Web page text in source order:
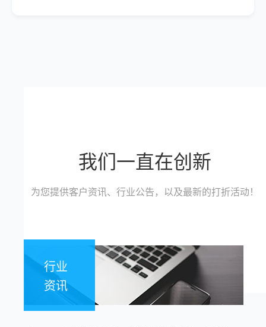
我们一直在创新
为您提供客户资讯、行业公告，以及最新的打折活动！
行业
资讯